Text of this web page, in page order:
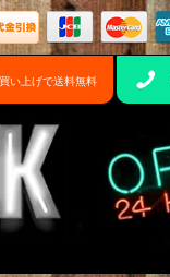
い上げで送料無料